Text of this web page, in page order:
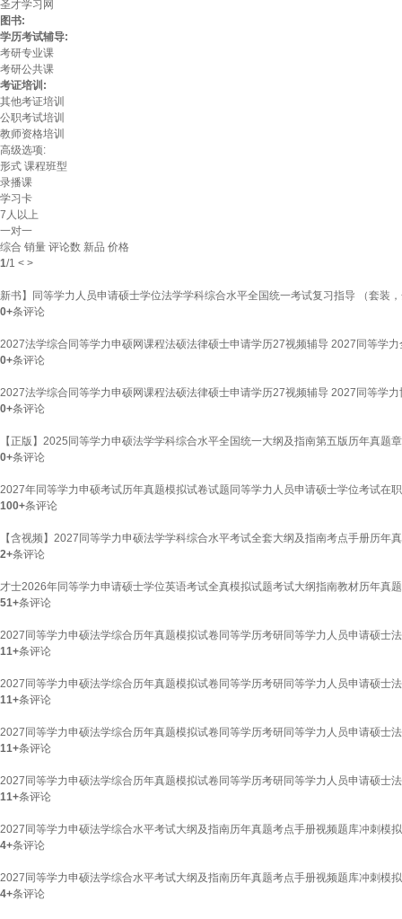
圣才学习网
图书:
学历考试辅导:
考研专业课
考研公共课
考证培训:
其他考证培训
公职考试培训
教师资格培训
高级选项:
形式 课程班型
录播课
学习卡
7人以上
一对一
综合 销量 评论数 新品 价格
1/1 < >
新书】同等学力人员申请硕士学位法学学科综合水平全国统一考试复习指导 （套装
0+条评论
2027法学综合同等学力申硕网课程法硕法律硕士申请学历27视频辅导 2027同等学
0+条评论
2027法学综合同等学力申硕网课程法硕法律硕士申请学历27视频辅导 2027同等学
0+条评论
【正版】2025同等学力申硕法学学科综合水平全国统一大纲及指南第五版历年真
0+条评论
2027年同等学力申硕考试历年真题模拟试卷试题同等学力人员申请硕士学位考试在
100+条评论
【含视频】2027同等学力申硕法学学科综合水平考试全套大纲及指南考点手册历
2+条评论
才士2026年同等学力申请硕士学位英语考试全真模拟试题考试大纲指南教材历年真
51+条评论
2027同等学力申硕法学综合历年真题模拟试卷同等学历考研同等学力人员申请硕士
11+条评论
2027同等学力申硕法学综合历年真题模拟试卷同等学历考研同等学力人员申请硕士
11+条评论
2027同等学力申硕法学综合历年真题模拟试卷同等学历考研同等学力人员申请硕士
11+条评论
2027同等学力申硕法学综合历年真题模拟试卷同等学历考研同等学力人员申请硕士
11+条评论
2027同等学力申硕法学综合水平考试大纲及指南历年真题考点手册视频题库冲刺模
4+条评论
2027同等学力申硕法学综合水平考试大纲及指南历年真题考点手册视频题库冲刺模
4+条评论